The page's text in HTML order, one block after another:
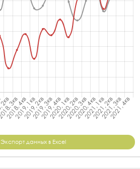
Экспорт данных в Excel